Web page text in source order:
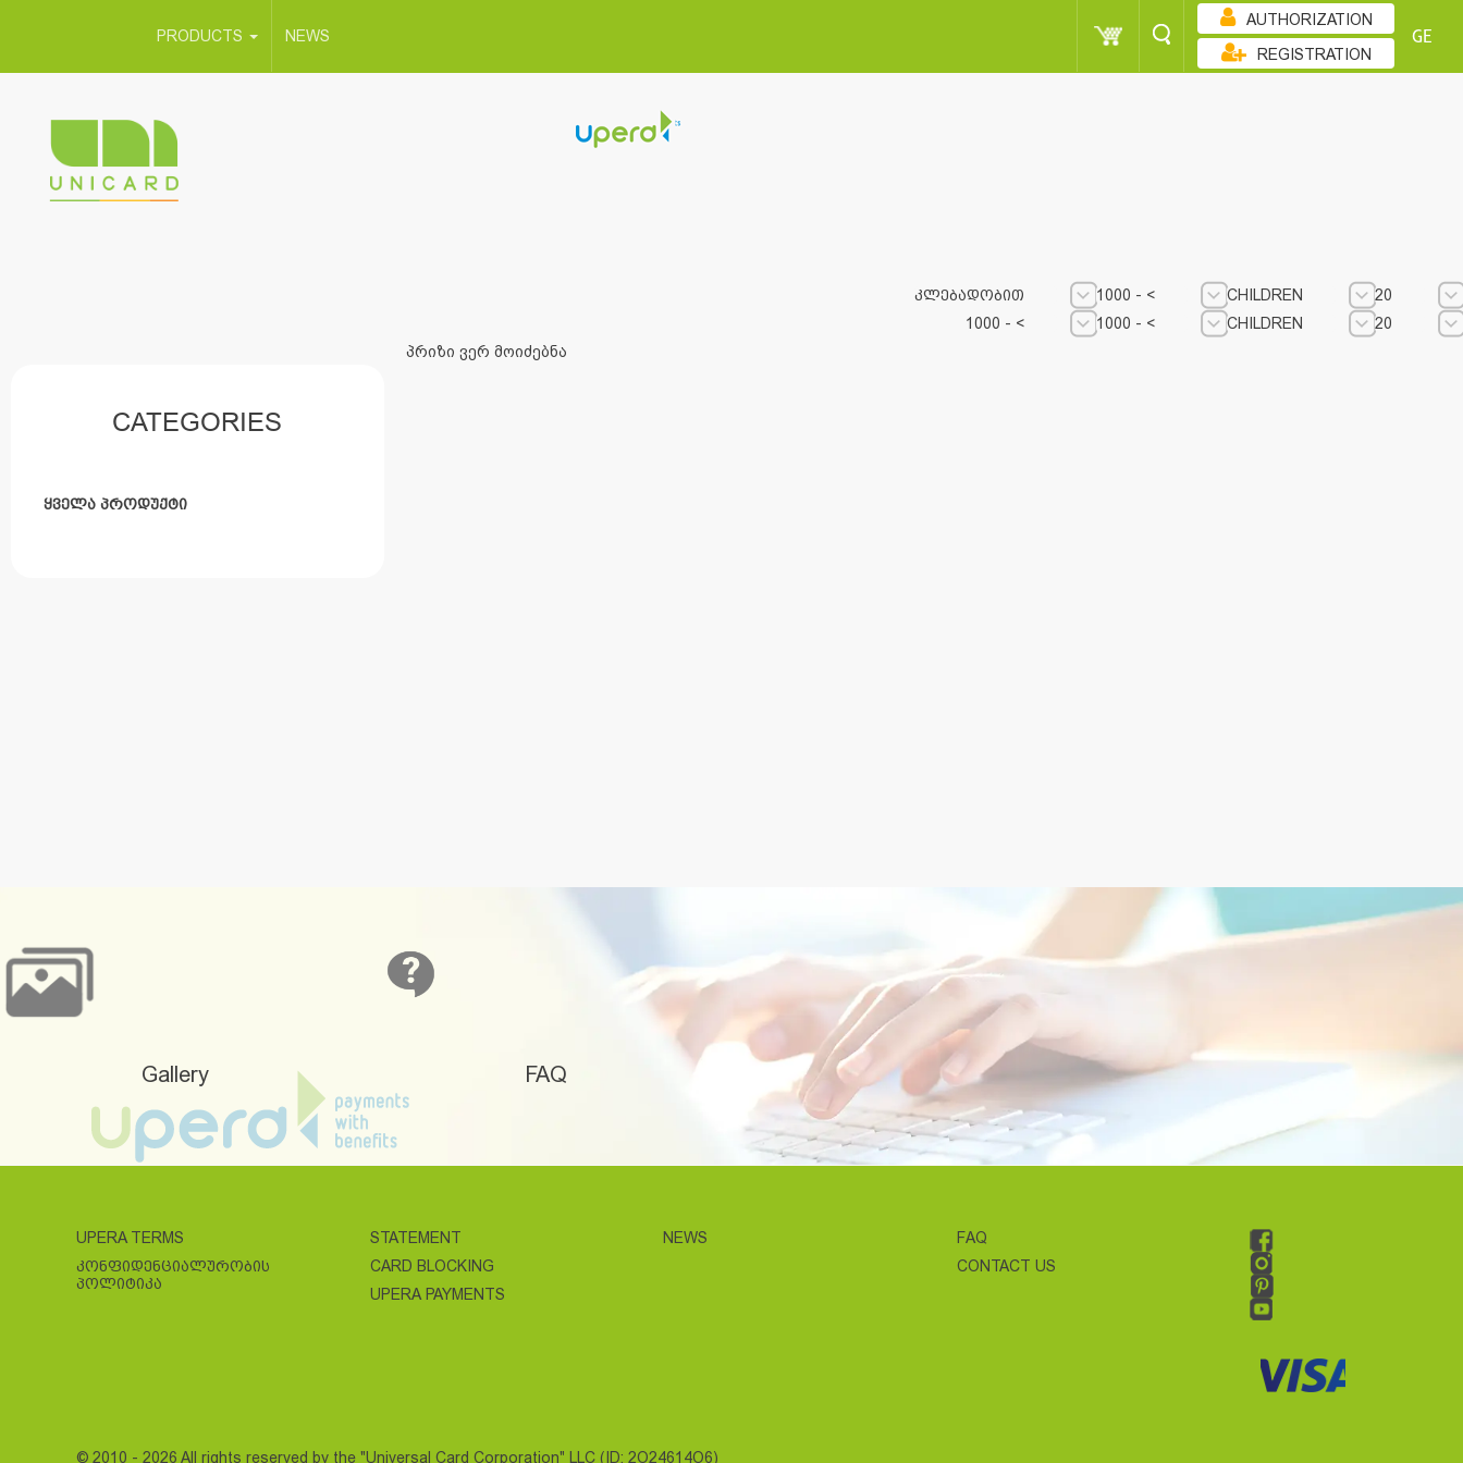
PRODUCTS NEWS
AUTHORIZATION
REGISTRATION
GE
CATEGORIES
ᲧᲕᲔᲚᲐ ᲞᲠᲝᲓᲣᲥᲢᲘ
ᲙᲚᲔᲑᲐᲓᲝᲑᲘᲗ 1000 - < CHILDREN
20
1000 - <
1000 - < CHILDREN
20
პრიზი ვერ მოიძებნა
Gallery FAQ
UPERA TERMS
ᲙᲝᲜᲤᲘᲓᲔᲜᲪᲘᲐᲚᲣᲠᲝᲑᲘᲡ
ᲞᲝᲚᲘᲢᲘᲙᲐ
STATEMENT
CARD BLOCKING
UPERA PAYMENTS
NEWS
FAQ
CONTACT US
© 2010 - 2026 All rights reserved by the "Universal Card Corporation" LLC (ID: 2O24614O6)